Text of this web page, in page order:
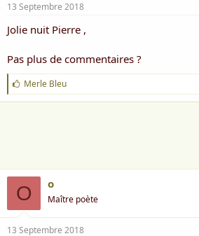
13 Septembre 2018
Jolie nuit Pierre ,
Pas plus de commentaires ?
J
'
a
Merle Bleu
O o
Maître poète
13 Septembre 2018